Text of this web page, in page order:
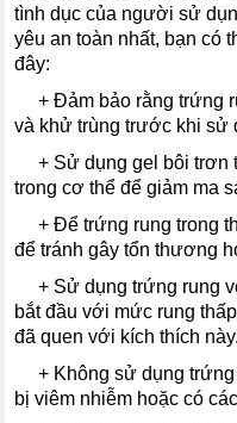
tình dục của người sử
yêu an toàn nhất, bạn có
đây:
----+Đảm bảo rằng trứng
và khử trùng trước khi sử
----+ Sử dụng gel bôi
trong cơ thể để giảm ma
----+ Để trứng rung trong
để tránh gây tổn thương
----+ Sử dụng trứng rung
bắt đầu với mức rung
đã quen với kích thích này.
----+ Không sử dụng
bị viêm nhiễm hoặc có